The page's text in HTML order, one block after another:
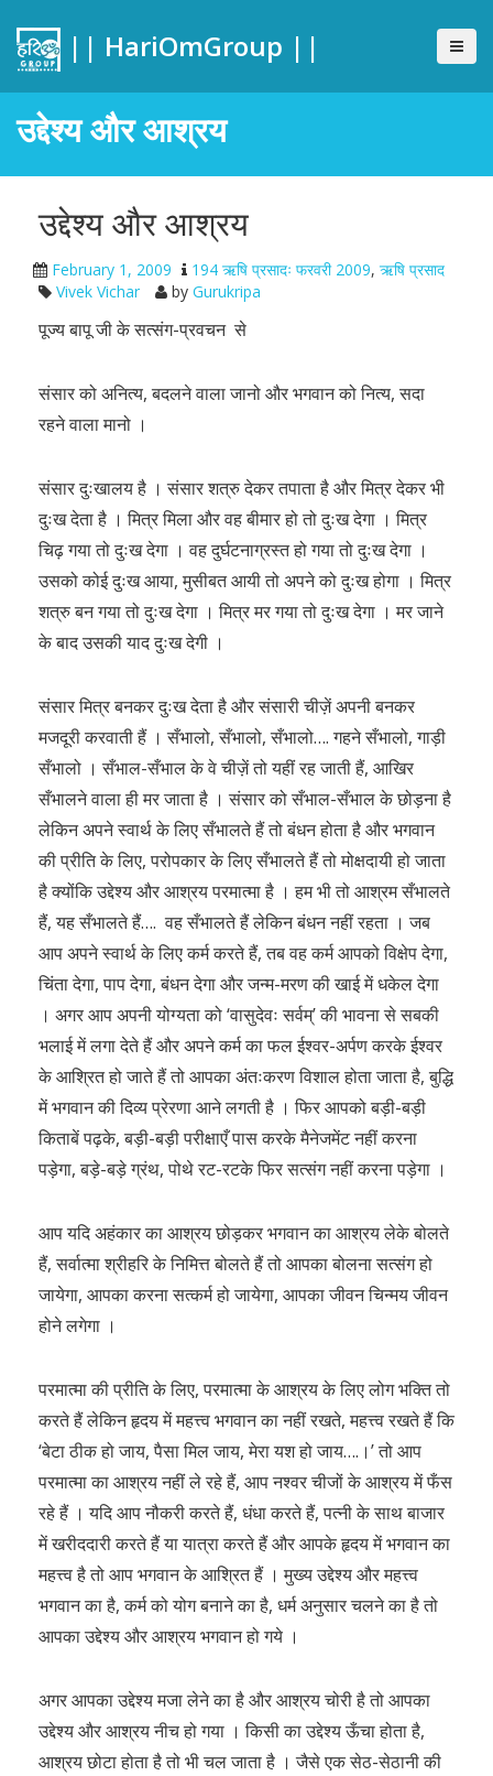
|| HariOmGroup ||
उद्देश्य और आश्रय
उद्देश्य और आश्रय
February 1, 2009 194 ऋषि प्रसादः फरवरी 2009, ऋषि प्रसाद
Vivek Vichar
by Gurukripa
पूज्य बापू जी के सत्संग-प्रवचन से
संसार को अनित्य, बदलने वाला जानो और भगवान को नित्य, सदा
रहने वाला मानो ।
संसार दुःखालय है । संसार शत्रु देकर तपाता है और मित्र देकर भी
दुःख देता है । मित्र मिला और वह बीमार हो तो दुःख देगा । मित्र
चिढ़ गया तो दुःख देगा । वह दुर्घटनाग्रस्त हो गया तो दुःख देगा ।
उसको कोई दुःख आया, मुसीबत आयी तो अपने को दुःख होगा । मित्र
शत्रु बन गया तो दुःख देगा । मित्र मर गया तो दुःख देगा । मर जाने
के बाद उसकी याद दुःख देगी ।
संसार मित्र बनकर दुःख देता है और संसारी चीज़ें अपनी बनकर
मजदूरी करवाती हैं । सँभालो, सँभालो, सँभालो…. गहने सँभालो, गाड़ी
सँभालो । सँभाल-सँभाल के वे चीज़ें तो यहीं रह जाती हैं, आखिर
सँभालने वाला ही मर जाता है । संसार को सँभाल-सँभाल के छोड़ना है
लेकिन अपने स्वार्थ के लिए सँभालते हैं तो बंधन होता है और भगवान
की प्रीति के लिए, परोपकार के लिए सँभालते हैं तो मोक्षदायी हो जाता
है क्योंकि उद्देश्य और आश्रय परमात्मा है । हम भी तो आश्रम सँभालते
हैं, यह सँभालते हैं…. वह सँभालते हैं लेकिन बंधन नहीं रहता । जब
आप अपने स्वार्थ के लिए कर्म करते हैं, तब वह कर्म आपको विक्षेप देगा,
चिंता देगा, पाप देगा, बंधन देगा और जन्म-मरण की खाई में धकेल देगा
। अगर आप अपनी योग्यता को ‘वासुदेवः सर्वम्’ की भावना से सबकी
भलाई में लगा देते हैं और अपने कर्म का फल ईश्वर-अर्पण करके ईश्वर
के आश्रित हो जाते हैं तो आपका अंतःकरण विशाल होता जाता है, बुद्धि
में भगवान की दिव्य प्रेरणा आने लगती है । फिर आपको बड़ी-बड़ी
किताबें पढ़के, बड़ी-बड़ी परीक्षाएँ पास करके मैनेजमेंट नहीं करना
पड़ेगा, बड़े-बड़े ग्रंथ, पोथे रट-रटके फिर सत्संग नहीं करना पड़ेगा ।
आप यदि अहंकार का आश्रय छोड़कर भगवान का आश्रय लेके बोलते
हैं, सर्वात्मा श्रीहरि के निमित्त बोलते हैं तो आपका बोलना सत्संग हो
जायेगा, आपका करना सत्कर्म हो जायेगा, आपका जीवन चिन्मय जीवन
होने लगेगा ।
परमात्मा की प्रीति के लिए, परमात्मा के आश्रय के लिए लोग भक्ति तो
करते हैं लेकिन हृदय में महत्त्व भगवान का नहीं रखते, महत्त्व रखते हैं कि
‘बेटा ठीक हो जाय, पैसा मिल जाय, मेरा यश हो जाय….।’ तो आप
परमात्मा का आश्रय नहीं ले रहे हैं, आप नश्वर चीजों के आश्रय में फँस
रहे हैं । यदि आप नौकरी करते हैं, धंधा करते हैं, पत्नी के साथ बाजार
में खरीददारी करते हैं या यात्रा करते हैं और आपके हृदय में भगवान का
महत्त्व है तो आप भगवान के आश्रित हैं । मुख्य उद्देश्य और महत्त्व
भगवान का है, कर्म को योग बनाने का है, धर्म अनुसार चलने का है तो
आपका उद्देश्य और आश्रय भगवान हो गये ।
अगर आपका उद्देश्य मजा लेने का है और आश्रय चोरी है तो आपका
उद्देश्य और आश्रय नीच हो गया । किसी का उद्देश्य ऊँचा होता है,
आश्रय छोटा होता है तो भी चल जाता है । जैसे एक सेठ-सेठानी की